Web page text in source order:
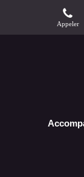
Appeler